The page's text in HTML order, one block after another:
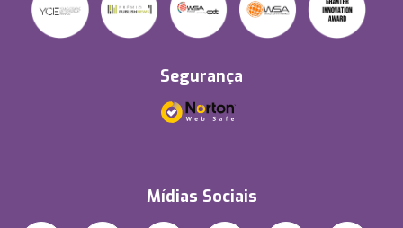
Segurança
Mídias Sociais